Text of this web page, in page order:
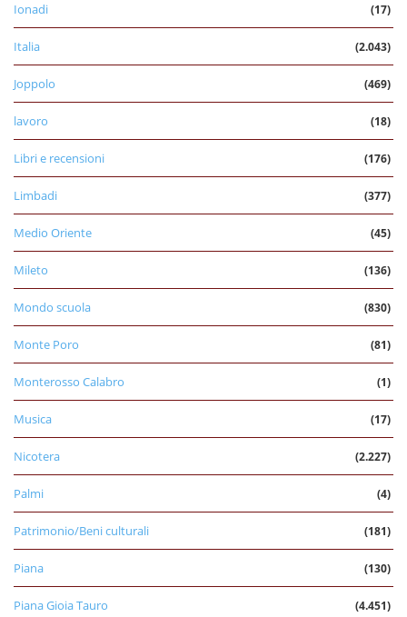
Ionadi (17)
Italia (2.043)
Joppolo (469)
lavoro (18)
Libri e recensioni (176)
Limbadi (377)
Medio Oriente (45)
Mileto (136)
Mondo scuola (830)
Monte Poro (81)
Monterosso Calabro (1)
Musica (17)
Nicotera (2.227)
Palmi (4)
Patrimonio/Beni culturali (181)
Piana (130)
Piana Gioia Tauro (4.451)